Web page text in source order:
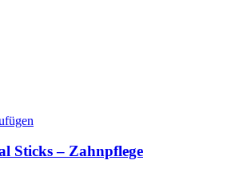
Sticks – Zahnpflege